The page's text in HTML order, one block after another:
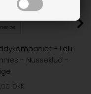
- Lolli
- Nusseklud -
DKK